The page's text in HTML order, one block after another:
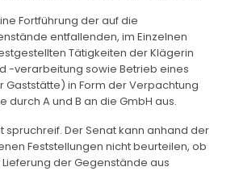
Fortführung der auf die
entfallenden, im Einzelnen
Tätigkeiten der Klägerin
-verarbeitung sowie Betrieb eines
Gaststätte) in Form der Verpachtung
durch A und B an die GmbH aus.
spruchreif. Der Senat kann anhand der
Feststellungen nicht beurteilen, ob
der Gegenstände aus